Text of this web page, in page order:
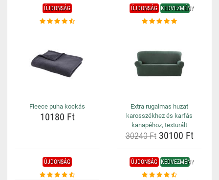
ÚJDONSÁG
Fleece puha kockás
10180 Ft
ÚJDONSÁG KEDVEZMÉNY
Extra rugalmas huzat
karosszékhez és karfás
kanapéhoz, texturált
30240 Ft30100 Ft
ÚJDONSÁG ÚJDONSÁG KEDVEZMÉNY